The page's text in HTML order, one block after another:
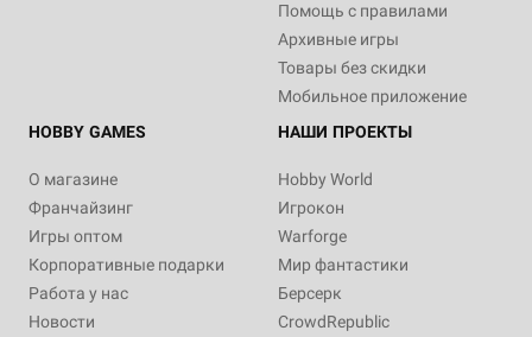
Помощь с правилами
Архивные игры
Товары без скидки
Мобильное приложение
HOBBY GAMES
О магазине
Франчайзинг
Игры оптом
Корпоративные подарки
Работа у нас
Новости
НАШИ ПРОЕКТЫ
Hobby World
Игрокон
Warforge
Мир фантастики
Берсерк
CrowdRepublic